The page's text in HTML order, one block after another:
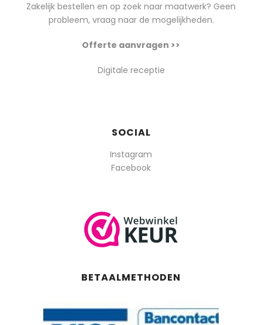
Zakelijk bestellen en op zoek naar maatwerk? Geen
probleem, vraag naar de mogelijkheden.
Offerte aanvragen >>
Digitale receptie
SOCIAL
Instagram
Facebook
BETAALMETHODEN